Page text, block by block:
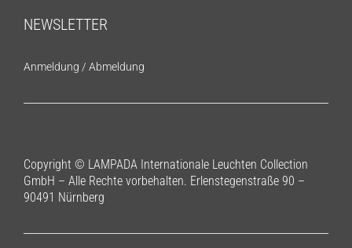
NEWSLETTER
Anmeldung / Abmeldung
Copyright © LAMPADA Internationale Leuchten Collection
GmbH – Alle Rechte vorbehalten. Erlenstegenstraße 90 –
90491 Nürnberg